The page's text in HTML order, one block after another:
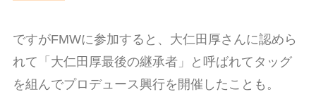
ですがFMWに参加すると、大仁田厚さんに認めら
れて「大仁田厚最後の継承者」と呼ばれてタッグ
を組んでプロデュース興行を開催したことも。